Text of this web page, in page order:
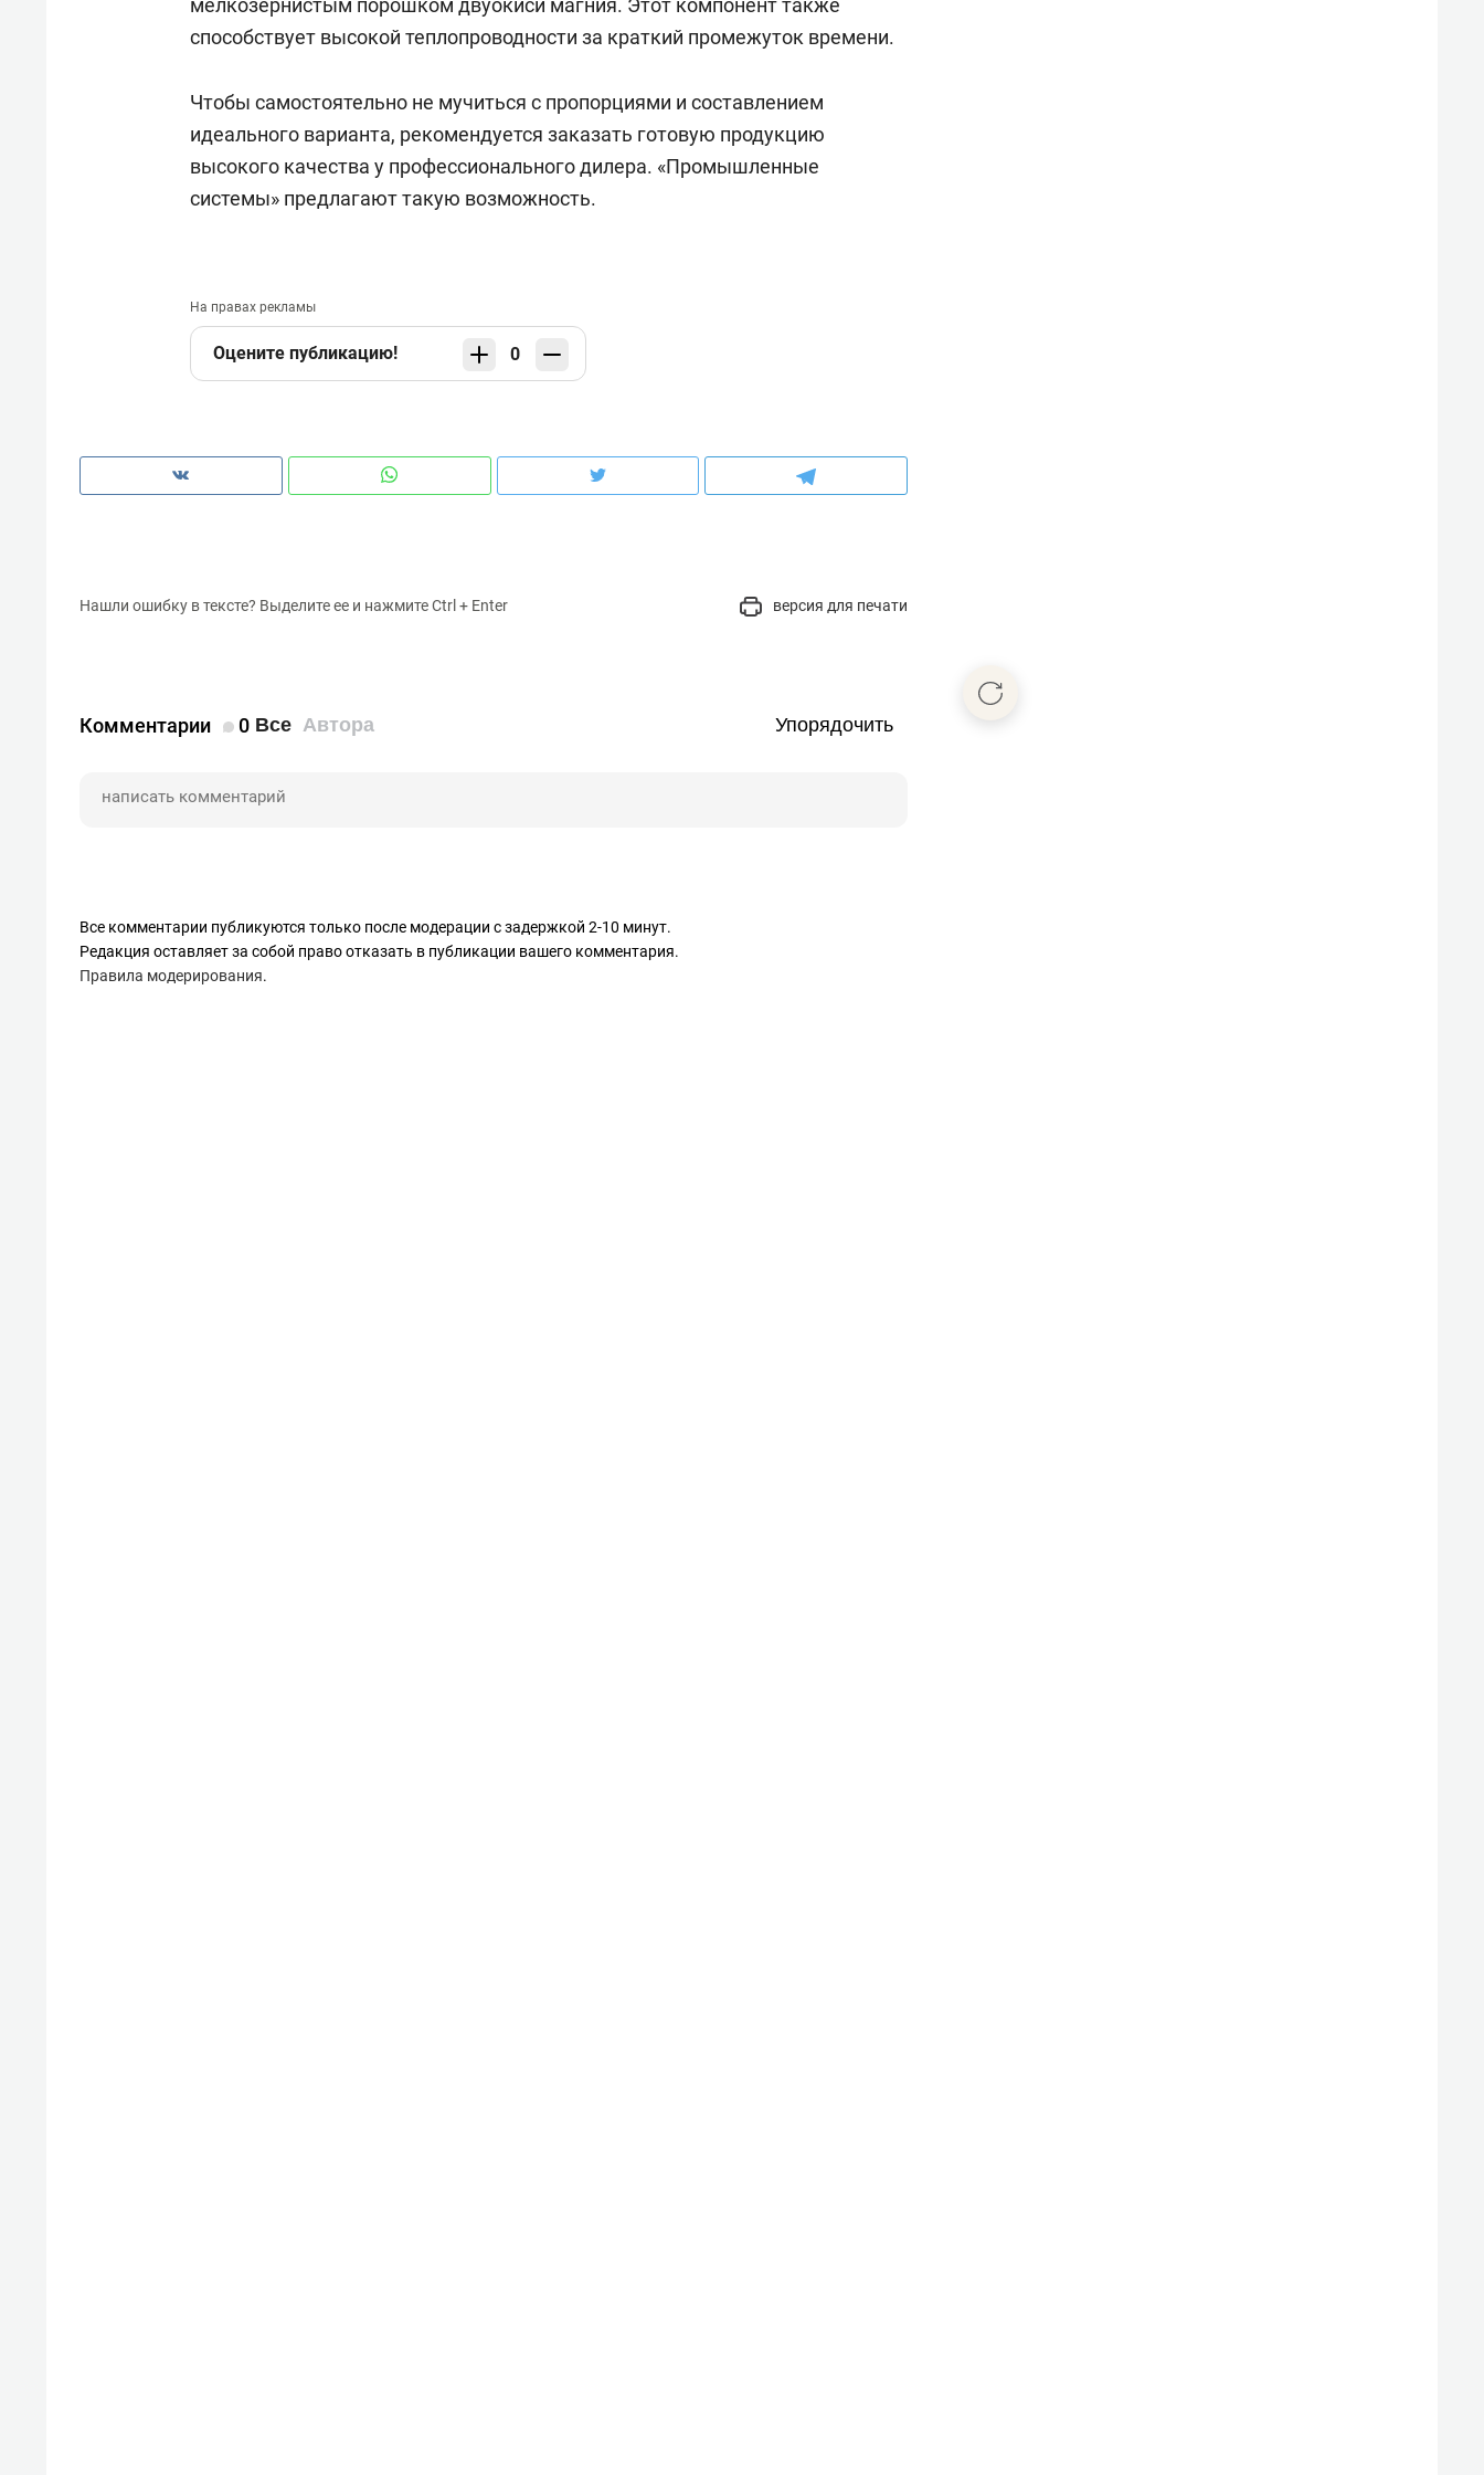
мелкозернистым порошком двуокиси магния. Этот компонент также
способствует высокой теплопроводности за краткий промежуток времени.
Чтобы самостоятельно не мучиться с пропорциями и составлением
идеального варианта, рекомендуется заказать готовую продукцию
высокого качества у профессионального дилера. «Промышленные
системы» предлагают такую возможность.
На правах рекламы
Оцените публикацию! 0
Нашли ошибку в тексте? Выделите ее и нажмите Ctrl + Enter версия для печати
Комментарии 0 Все Автора Упорядочить
Все комментарии публикуются только после модерации с задержкой 2-10 минут.
Редакция оставляет за собой право отказать в публикации вашего комментария.
Правила модерирования.